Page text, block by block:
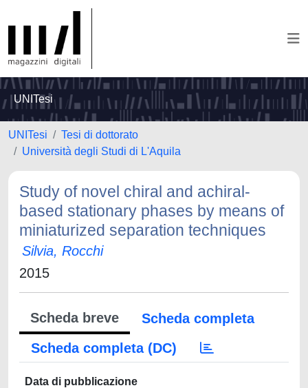
UNITesi
UNITesi
Tesi di dottorato
Università degli Studi di L'Aquila
Study of novel chiral and achiral-
based stationary phases by means of
miniaturized separation techniques
Silvia, Rocchi
2015
Scheda breve
Scheda completa
Scheda completa (DC)
Data di pubblicazione